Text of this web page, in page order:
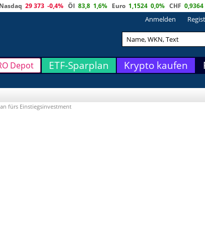
Nasdaq 29 373 -0,4% Öl 83,8 1,6% Euro 1,1524 0,0% CHF 0,9364
Anmelden
Depot ETF-Sparplan Krypto kaufen
fürs Einstiegsinvestment